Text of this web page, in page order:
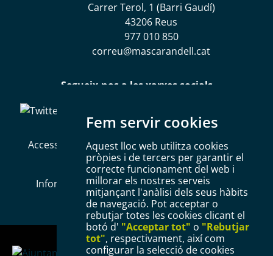
Fem servir cookies
Aquest lloc web utilitza cookies
pròpies i de tercers per garantir el
correcte funcionament del web i
millorar els nostres serveis
mitjançant l'anàlisi dels seus hàbits
de navegació. Pot acceptar o
rebutjar totes les cookies clicant el
botó d' "Acceptar tot" o "Rebutjar
tot", respectivament, així com
configurar la selecció de cookies
Carrer Terol, 1 (Barri Gaudí)
43206 Reus
977 010 850
correu@mascarandell.cat
Segueix-nos a les xarxes socials
Accessibilitat Mapa web
Política de Cookies
Avís legal
Política de privacitat
Informació Bàsica RGPD
Configurar Cookies